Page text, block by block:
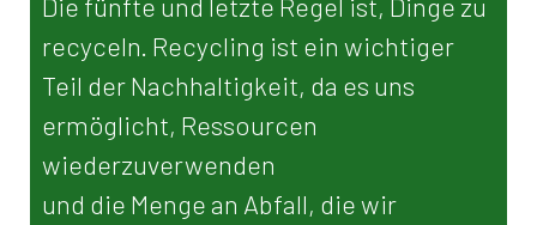
recyceln. Recycling ist ein wichtiger
Teil der Nachhaltigkeit, da es uns
ermöglicht, Ressourcen
wiederzuverwenden
und die Menge an Abfall, die wir